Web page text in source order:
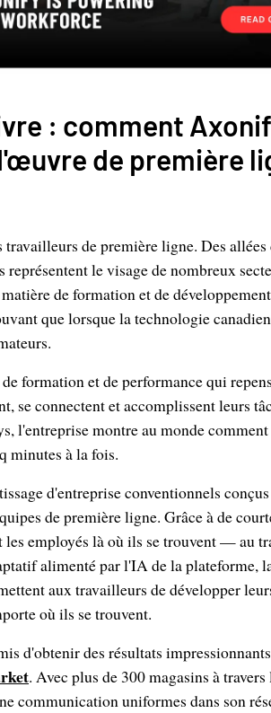
: comment
de première
travailleurs de première ligne. Des
représentent le visage de nombreux
de formation et de
que lorsque la technologie
formation et de performance qui
se connectent et accomplissent leurs
l'entreprise montre au monde
minutes à la fois.
d'entreprise conventionnels
de première ligne. Grâce à de
employés là où ils se trouvent — au
alimenté par l'IA de la plateforme,
aux travailleurs de développer
où ils se trouvent.
d'obtenir des résultats
. Avec plus de 300 magasins à
communication uniformes dans son